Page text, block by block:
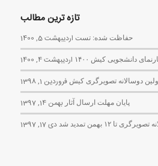
تازه ترین مطالب
حفاظت شده: تست اردیبهشت 5, 1400
دانشجویی کیش ۱۴۰۰ اردیبهشت 4, 1400
دوسالانه تصویرگری کیش فروردین 1, 1398
پایان مهلت ارسال آثار بهمن 14, 1397
تا ۱۲ بهمن تمدید شد دی 17, 1397